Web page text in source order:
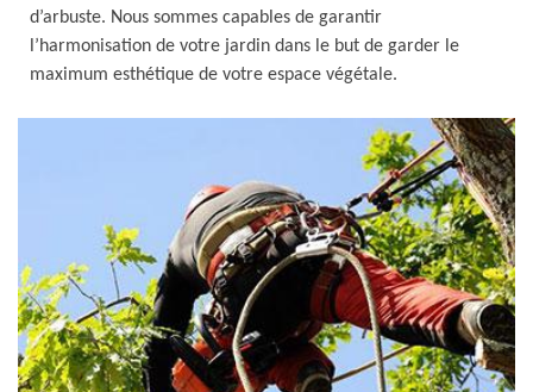
d’arbuste. Nous sommes capables de garantir
l’harmonisation de votre jardin dans le but de garder le
maximum esthétique de votre espace végétale.